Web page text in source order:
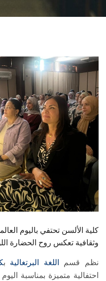
كلية الألسن تحتفي باليوم
وثقافية تعكس روح الحضارة
نظم قسم اللغة البرتغالية ب
احتفالية متميزة بمناسبة